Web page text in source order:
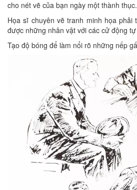
cho nét vẽ của bạn ngày một thành thục.
Họa sĩ chuyên vẽ tranh minh họa phải
được những nhân vật với các cử động
Tạo độ bóng để làm nổi rõ những nếp